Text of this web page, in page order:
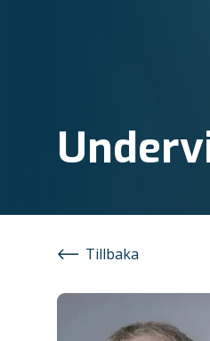
Tillbaka